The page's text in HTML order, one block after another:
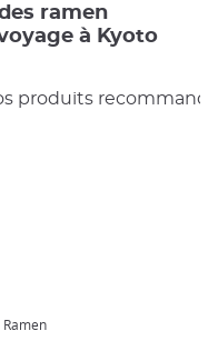
ramen
à Kyoto
produits
Ramen